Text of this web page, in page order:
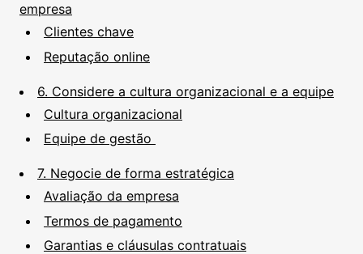
empresa
Clientes chave
Reputação online
6. Considere a cultura organizacional e a equipe
Cultura organizacional
Equipe de gestão
7. Negocie de forma estratégica
Avaliação da empresa
Termos de pagamento
Garantias e cláusulas contratuais